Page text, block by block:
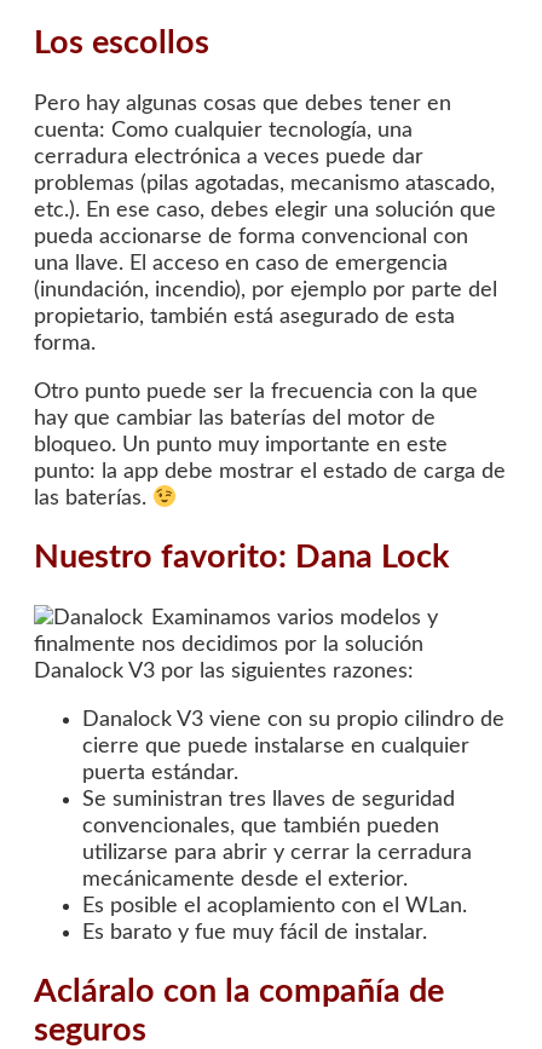
Los escollos
Pero hay algunas cosas que debes tener en
cuenta: Como cualquier tecnología, una
cerradura electrónica a veces puede dar
problemas (pilas agotadas, mecanismo atascado,
etc.). En ese caso, debes elegir una solución que
pueda accionarse de forma convencional con
una llave. El acceso en caso de emergencia
(inundación, incendio), por ejemplo por parte del
propietario, también está asegurado de esta
forma.
Otro punto puede ser la frecuencia con la que
hay que cambiar las baterías del motor de
bloqueo. Un punto muy importante en este
punto: la app debe mostrar el estado de carga de
las baterías.
Nuestro favorito: Dana Lock
Examinamos varios modelos y
finalmente nos decidimos por la solución
Danalock V3 por las siguientes razones:
Danalock V3 viene con su propio cilindro de
cierre que puede instalarse en cualquier
puerta estándar.
Se suministran tres llaves de seguridad
convencionales, que también pueden
utilizarse para abrir y cerrar la cerradura
mecánicamente desde el exterior.
Es posible el acoplamiento con el WLan.
Es barato y fue muy fácil de instalar.
Acláralo con la compañía de
seguros